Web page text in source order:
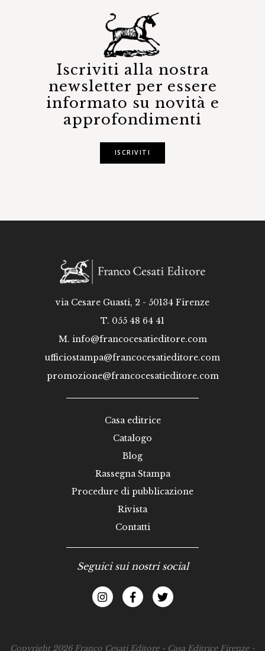
Iscriviti alla nostra
newsletter per essere
informato su novità e
approfondimenti
ISCRIVITI
via Cesare Guasti, 2 - 50134 Firenze
T. 055 48 64 41
M. info@francocesatieditore.com
ufficiostampa@francocesatieditore.com
promozione@francocesatieditore.com
Casa editrice
Catalogo
Blog
Rassegna Stampa
Procedure di pubblicazione
Rivista
Contatti
Seguici sui nostri social
Copyright 2026 Franco Cesati Editore - Casa Editrice Firenze -